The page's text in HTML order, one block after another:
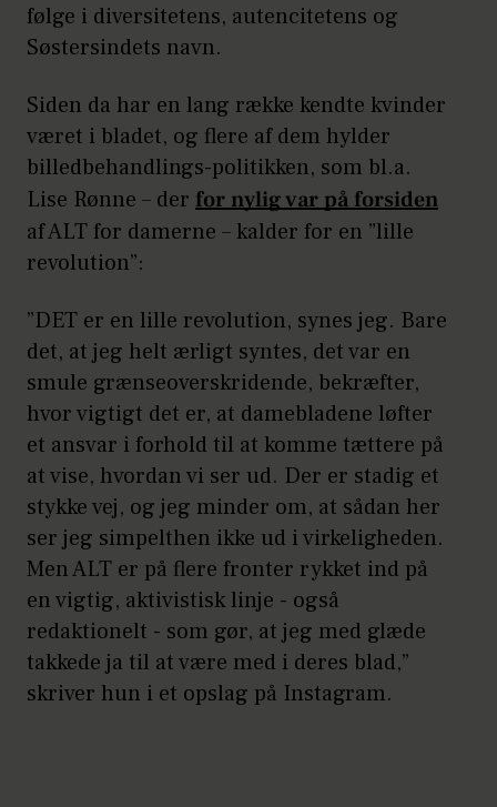
følge i diversitetens, autencitetens og
Søstersindets navn.
Siden da har en lang række kendte kvinder
været i bladet, og flere af dem hylder
billedbehandlings-politikken, som bl.a.
Lise Rønne – der for nylig var på forsiden
af ALT for damerne – kalder for en ”lille
revolution”:
”DET er en lille revolution, synes jeg. Bare
det, at jeg helt ærligt syntes, det var en
smule grænseoverskridende, bekræfter,
hvor vigtigt det er, at damebladene løfter
et ansvar i forhold til at komme tættere på
at vise, hvordan vi ser ud. Der er stadig et
stykke vej, og jeg minder om, at sådan her
ser jeg simpelthen ikke ud i virkeligheden.
Men ALT er på flere fronter rykket ind på
en vigtig, aktivistisk linje - også
redaktionelt - som gør, at jeg med glæde
takkede ja til at være med i deres blad,”
skriver hun i et opslag på Instagram.